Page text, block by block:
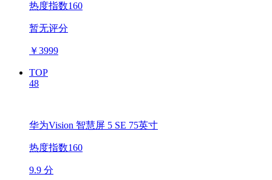
热度指数160
暂无评分
￥3999
TOP
48
华为Vision 智慧屏 5 SE 75英寸
热度指数160
9.9 分